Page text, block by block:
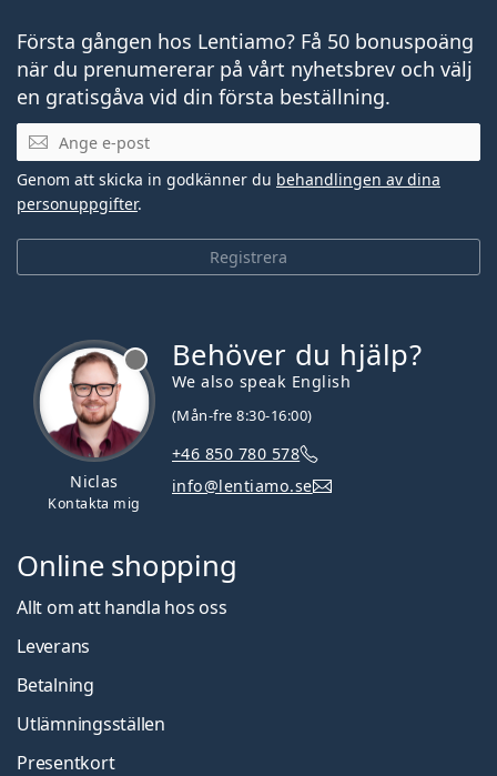
Första gången hos Lentiamo? Få 50 bonuspoäng
när du prenumererar på vårt nyhetsbrev och välj
en gratisgåva vid din första beställning.
Mejladress
Registrera
Genom att skicka in godkänner du behandlingen av dina
personuppgifter.
Niclas
Kontakta mig
Behöver du hjälp?
We also speak English
(Mån-fre 8:30-16:00)
+46 850 780 578
info@lentiamo.se
Online shopping
Allt om att handla hos oss
Leverans
Betalning
Utlämningsställen
Presentkort